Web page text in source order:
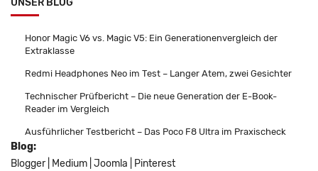
UNSER BLOG
Honor Magic V6 vs. Magic V5: Ein Generationenvergleich der
Extraklasse
Redmi Headphones Neo im Test – Langer Atem, zwei Gesichter
Technischer Prüfbericht – Die neue Generation der E-Book-
Reader im Vergleich
Ausführlicher Testbericht – Das Poco F8 Ultra im Praxischeck
Blog:
Blogger
Medium Joomla Pinterest